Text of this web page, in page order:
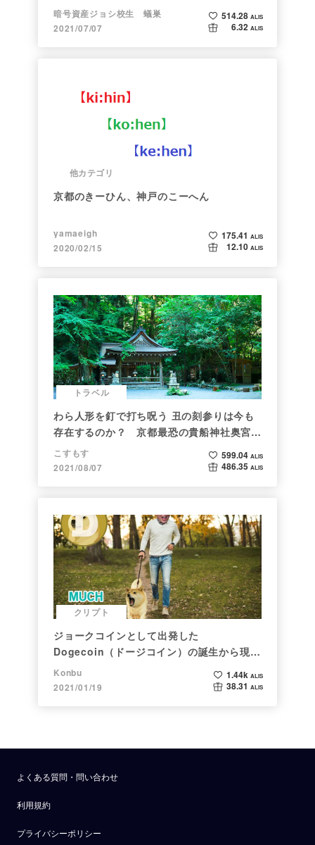
暗号資産ジョシ校生 蟻巣
2021/07/07
514.28 ALIS
6.32 ALIS
他カテゴリ
京都のきーひん、神戸のこーへん
yamaeigh
2020/02/15
175.41 ALIS
12.10 ALIS
トラベル
わら人形を釘で打ち呪う 丑の刻参りは今も
存在するのか？ 京都最恐の貴船神社奥宮を
調べた
こすもす
2021/08/07
599.04 ALIS
486.35 ALIS
クリプト
ジョークコインとして出発した
Dogecoin（ドージコイン）の誕生から現在
まで。注目される非証券性🐶
Konbu
2021/01/19
1.44k ALIS
38.31 ALIS
よくある質問・問い合わせ
利用規約
プライバシーポリシー